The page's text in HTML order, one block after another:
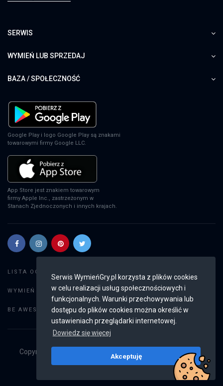
Serwis WymieńGry.pl korzysta z plików cookies
w celu realizacji usług społecznościowych i
funkcjonalnych. Warunki przechowywania lub
dostępu do plików cookies można określić w
ustawieniach przeglądarki internetowej.
Dowiedz się więcej
Akceptuję
SERWIS
WYMIEŃ LUB SPRZEDAJ
BAZA / SPOŁECZNOŚĆ
Google Play i logo Google Play są znakami
towarowymi firmy Google LLC.
App Store jest znakiem towarowym
firmy Apple Inc., zastrzeżonym w
Stanach Zjednoczonych i innych krajach.
LISTA OGŁOSZEŃ:
WYMIEŃ GRY: Dodaj ogłoszenie
BE AWESOME: Weryfikacja konta
Copyright © 2019 - 2026
Wszystkie prawa
v2.8.3